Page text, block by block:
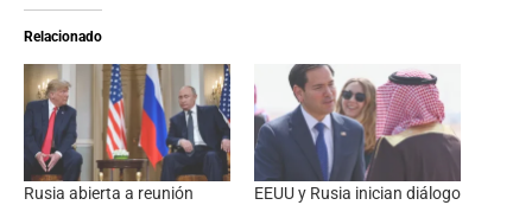
Relacionado
Rusia abierta a reunión EEUU y Rusia inician diálogo